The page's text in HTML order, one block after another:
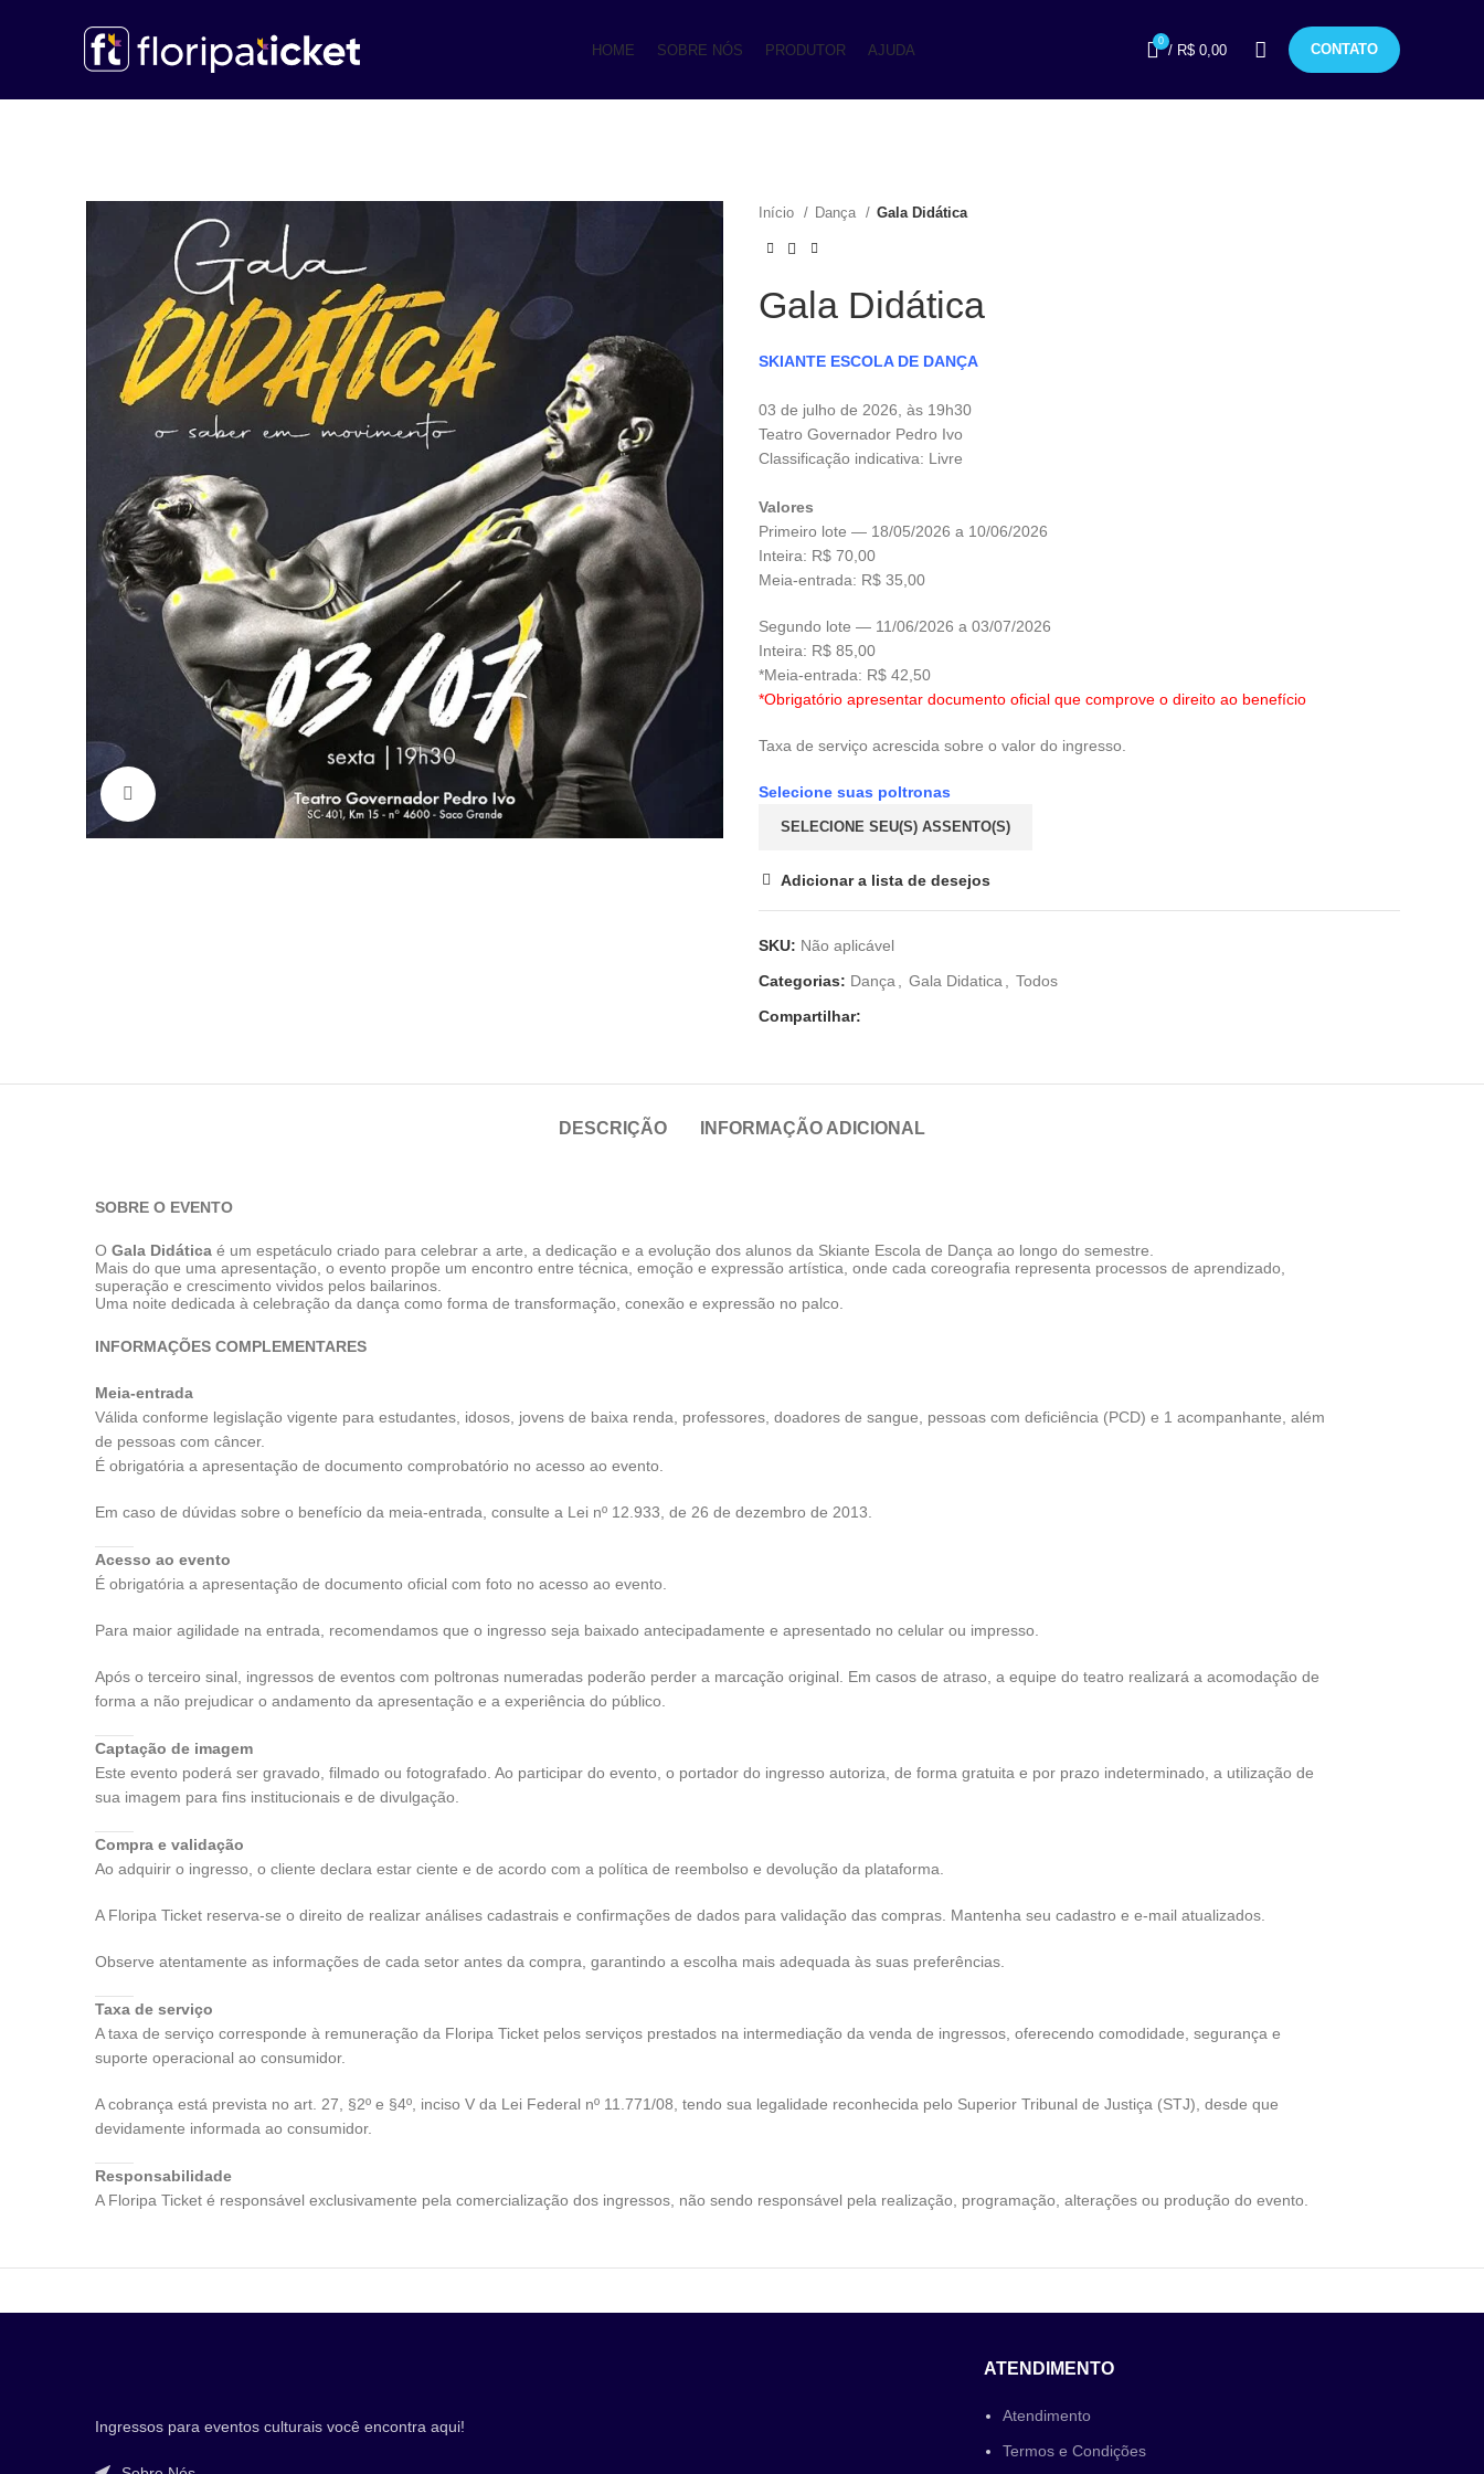
HOME SOBRE NÓS PRODUTOR AJUDA
0
/ R$ 0,00 CONTATO
Clique para ampliar
Início Dança Gala Didática
Gala Didática
SKIANTE ESCOLA DE DANÇA
03 de julho de 2026, às 19h30
Teatro Governador Pedro Ivo
Classificação indicativa: Livre
Valores
Primeiro lote — 18/05/2026 a 10/06/2026
Inteira: R$ 70,00
Meia-entrada: R$ 35,00
Segundo lote — 11/06/2026 a 03/07/2026
Inteira: R$ 85,00
*Meia-entrada: R$ 42,50
*Obrigatório apresentar documento oficial que comprove o direito ao benefício
Taxa de serviço acrescida sobre o valor do ingresso.
Selecione suas poltronas
SELECIONE SEU(S) ASSENTO(S)
Adicionar a lista de desejos
SKU: Não aplicável
Categorias: Dança Gala Didatica
Todos
Compartilhar:
DESCRIÇÃO INFORMAÇÃO ADICIONAL
SOBRE O EVENTO
O Gala Didática é um espetáculo criado para celebrar a arte, a dedicação e a evolução dos alunos da Skiante Escola de Dança ao longo do semestre.
Mais do que uma apresentação, o evento propõe um encontro entre técnica, emoção e expressão artística, onde cada coreografia representa processos de aprendizado,
superação e crescimento vividos pelos bailarinos.
Uma noite dedicada à celebração da dança como forma de transformação, conexão e expressão no palco.
INFORMAÇÕES COMPLEMENTARES
Meia-entrada
Válida conforme legislação vigente para estudantes, idosos, jovens de baixa renda, professores, doadores de sangue, pessoas com deficiência (PCD) e 1 acompanhante, além
de pessoas com câncer.
É obrigatória a apresentação de documento comprobatório no acesso ao evento.
Em caso de dúvidas sobre o benefício da meia-entrada, consulte a Lei nº 12.933, de 26 de dezembro de 2013.
Acesso ao evento
É obrigatória a apresentação de documento oficial com foto no acesso ao evento.
Para maior agilidade na entrada, recomendamos que o ingresso seja baixado antecipadamente e apresentado no celular ou impresso.
Após o terceiro sinal, ingressos de eventos com poltronas numeradas poderão perder a marcação original. Em casos de atraso, a equipe do teatro realizará a acomodação de
forma a não prejudicar o andamento da apresentação e a experiência do público.
Captação de imagem
Este evento poderá ser gravado, filmado ou fotografado. Ao participar do evento, o portador do ingresso autoriza, de forma gratuita e por prazo indeterminado, a utilização de
sua imagem para fins institucionais e de divulgação.
Compra e validação
Ao adquirir o ingresso, o cliente declara estar ciente e de acordo com a política de reembolso e devolução da plataforma.
A Floripa Ticket reserva-se o direito de realizar análises cadastrais e confirmações de dados para validação das compras. Mantenha seu cadastro e e-mail atualizados.
Observe atentamente as informações de cada setor antes da compra, garantindo a escolha mais adequada às suas preferências.
Taxa de serviço
A taxa de serviço corresponde à remuneração da Floripa Ticket pelos serviços prestados na intermediação da venda de ingressos, oferecendo comodidade, segurança e
suporte operacional ao consumidor.
A cobrança está prevista no art. 27, §2º e §4º, inciso V da Lei Federal nº 11.771/08, tendo sua legalidade reconhecida pelo Superior Tribunal de Justiça (STJ), desde que
devidamente informada ao consumidor.
Responsabilidade
A Floripa Ticket é responsável exclusivamente pela comercialização dos ingressos, não sendo responsável pela realização, programação, alterações ou produção do evento.
Ingressos para eventos culturais você encontra aqui!
ATENDIMENTO
Atendimento
Termos e Condições